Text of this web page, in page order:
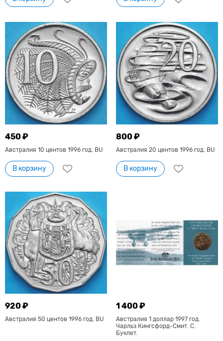
450 ₽
Австралия 10 центов 1996 год. BU
В корзину
800 ₽
Австралия 20 центов 1996 год. BU
В корзину
920 ₽
Австралия 50 центов 1996 год. BU
1 400 ₽
Австралия 1 доллар 1997 год.
Чарльз Кингсфорд-Смит. C.
Буклет.